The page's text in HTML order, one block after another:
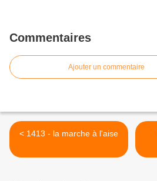
Commentaires
Ajouter un commentaire
< 1413 - la marche à l'aise